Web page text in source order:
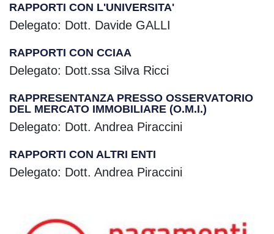
RAPPORTI CON L'UNIVERSITA'
Delegato: Dott. Davide GALLI
RAPPORTI CON CCIAA
Delegato: Dott.ssa Silva Ricci
RAPPRESENTANZA PRESSO OSSERVATORIO
DEL MERCATO IMMOBILIARE (O.M.I.)
Delegato: Dott. Andrea Piraccini
RAPPORTI CON ALTRI ENTI
Delegato: Dott. Andrea Piraccini